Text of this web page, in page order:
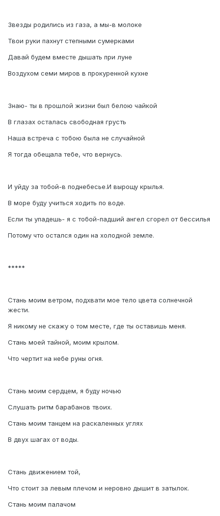
Звезды родились из газа, а мы-в молоке
Твои руки пахнут степными сумерками
Давай будем вместе дышать при луне
Воздухом семи миров в прокуренной кухне
Знаю- ты в прошлой жизни был белою чайкой
В глазах осталась свободная грусть
Наша встреча с тобою была не случайной
Я тогда обещала тебе, что вернусь.
И уйду за тобой-в поднебесье.И вырощу крылья.
В море буду учиться ходить по воде.
Если ты упадешь- я с тобой-падший ангел сгорел от бессилья
Потому что остался один на холодной земле.
*****
Стань моим ветром, подхвати мое тело цвета солнечной
жести.
Я никому не скажу о том месте, где ты оставишь меня.
Стань моей тайной, моим крылом.
Что чертит на небе руны огня.
Стань моим сердцем, я буду ночью
Слушать ритм барабанов твоих.
Стань моим танцем на раскаленных углях
В двух шагах от воды.
Стань движением той,
Что стоит за левым плечом и неровно дышит в затылок.
Стань моим палачом